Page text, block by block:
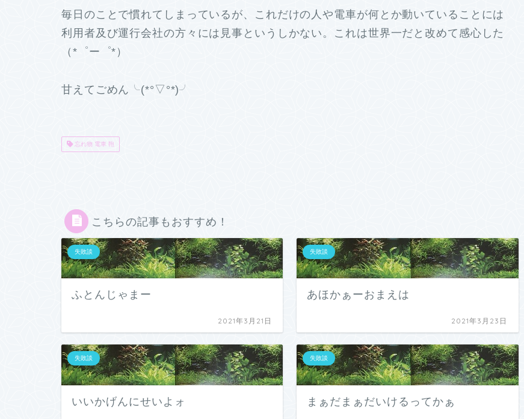
毎日のことで慣れてしまっているが、これだけの人や電車が何とか動いていることには
利用者及び運行会社の方々には見事というしかない。これは世界一だと改めて感心した
（*゜ー゜*）
甘えてごめん╰(*°▽°*)╯
忘れ物 電車 鞄
こちらの記事もおすすめ！
失敗談
ふとんじゃまー
2021年3月21日
失敗談
あほかぁーおまえは
2021年3月23日
失敗談
いいかげんにせいよォ
失敗談
まぁだまぁだいけるってかぁ